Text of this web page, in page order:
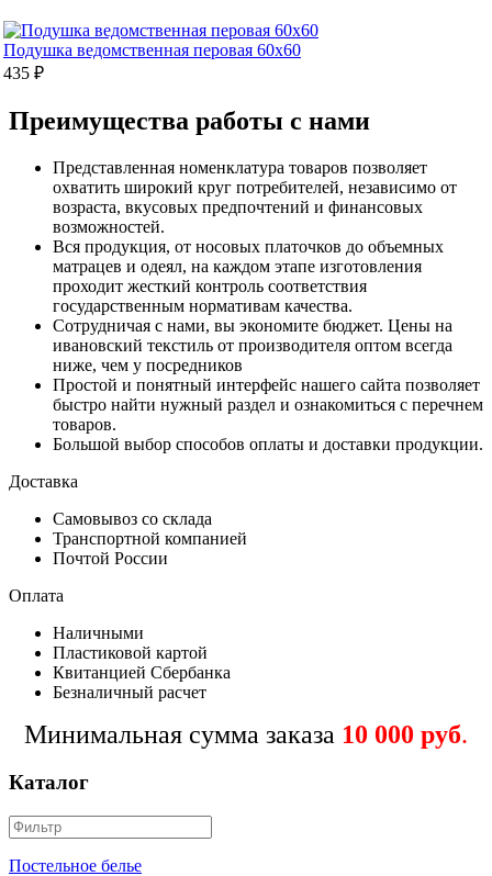
Подушка ведомственная перовая 60х60
435 ₽
Преимущества работы с нами
Представленная номенклатура товаров позволяет
охватить широкий круг потребителей, независимо от
возраста, вкусовых предпочтений и финансовых
возможностей.
Вся продукция, от носовых платочков до объемных
матрацев и одеял, на каждом этапе изготовления
проходит жесткий контроль соответствия
государственным нормативам качества.
Сотрудничая с нами, вы экономите бюджет. Цены на
ивановский текстиль от производителя оптом всегда
ниже, чем у посредников
Простой и понятный интерфейс нашего сайта позволяет
быстро найти нужный раздел и ознакомиться с перечнем
товаров.
Большой выбор способов оплаты и доставки продукции.
Доставка
Самовывоз со склада
Транспортной компанией
Почтой России
Оплата
Наличными
Пластиковой картой
Квитанцией Сбербанка
Безналичный расчет
Минимальная сумма заказа 10 000 руб.
Каталог
Постельное белье